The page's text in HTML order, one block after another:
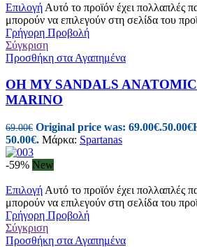
Επιλογή Αυτό το προϊόν έχει πολλαπλές
μπορούν να επιλεγούν στη σελίδα του
Γρήγορη Προβολή
Σύγκριση
Προσθήκη στα Αγαπημένα
OH MY SANDALS
MARINO
69.00€ Original price was: 69.00€.50.00€
50.00€. Μάρκα: Spartanas
-59% New
Επιλογή Αυτό το προϊόν έχει πολλαπλές
μπορούν να επιλεγούν στη σελίδα του
Γρήγορη Προβολή
Σύγκριση
Προσθήκη στα Αγαπημένα